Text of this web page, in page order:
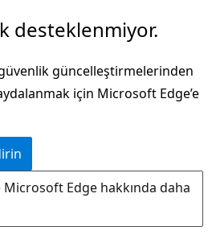
desteklenmiyor.
güncelleştirmelerinden
için Microsoft Edge’e
Edge hakkında daha